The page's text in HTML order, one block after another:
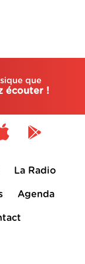
que
écouter !
La Radio
Agenda